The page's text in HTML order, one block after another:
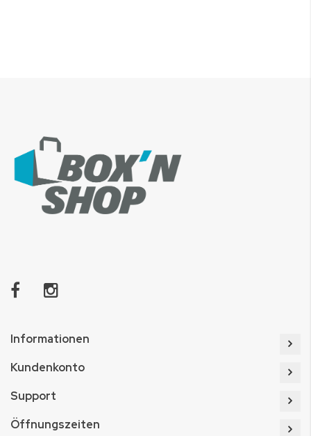
Informationen
Kundenkonto
Support
Öffnungszeiten